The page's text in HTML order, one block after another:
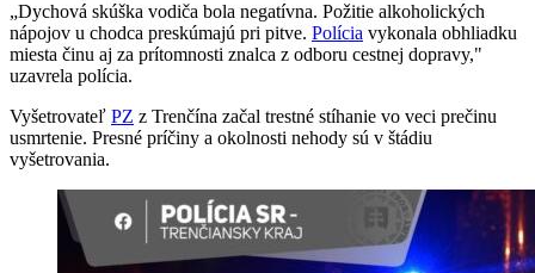
„Dychová skúška vodiča bola negatívna. Požitie alkoholických
nápojov u chodca preskúmajú pri pitve. Polícia vykonala obhliadku
miesta činu aj za prítomnosti znalca z odboru cestnej dopravy,"
uzavrela polícia.
Vyšetrovateľ PZ z Trenčína začal trestné stíhanie vo veci prečinu
usmrtenie. Presné príčiny a okolnosti nehody sú v štádiu
vyšetrovania.